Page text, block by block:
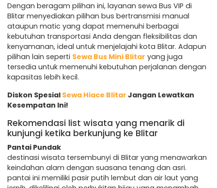
Dengan beragam pilihan ini, layanan sewa Bus VIP di
Blitar menyediakan pilihan bus bertransmisi manual
ataupun matic yang dapat memenuhi berbagai
kebutuhan transportasi Anda dengan fleksibilitas dan
kenyamanan, ideal untuk menjelajahi kota Blitar. Adapun
pilihan lain seperti Sewa Bus Mini Blitar yang juga
tersedia untuk memenuhi kebutuhan perjalanan dengan
kapasitas lebih kecil.
Diskon Spesial Sewa Hiace Blitar Jangan Lewatkan
Kesempatan Ini!
Rekomendasi list wisata yang menarik di
kunjungi ketika berkunjung ke Blitar
Pantai Pundak
destinasi wisata tersembunyi di Blitar yang menawarkan
keindahan alam dengan suasana tenang dan asri.
pantai ini memiliki pasir putih lembut dan air laut yang